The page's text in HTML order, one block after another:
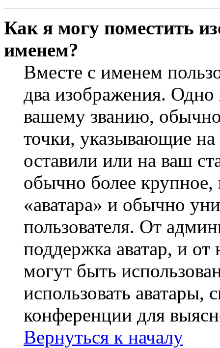
Как я могу поместить
именем?
Вместе с именем
два изображения.
вашему званию, обычно
точки, указывающие
оставили или на ваш
обычно более крупное,
«аватара» и обычно
пользователя. От
поддержка аватар, и от
могут быть
использовать аватары,
конференции для
Вернуться к началу